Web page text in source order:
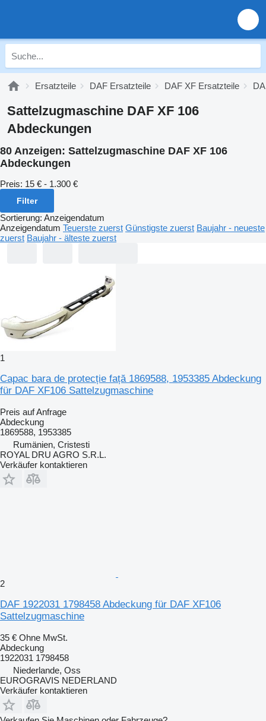
Ersatzteile DAF Ersatzteile DAF XF Ersatzteile
Sattelzugmaschine DAF XF 106
Abdeckungen
80 Anzeigen: Sattelzugmaschine DAF XF 106
Abdeckungen
Preis: 15 € - 1.300 €
Filter
Sortierung: Anzeigendatum
Anzeigendatum Teuerste zuerst Günstigste zuerst Baujahr - neueste
zuerst Baujahr - älteste zuerst
1
Capac bara de protecție față 1869588, 1953385 Abdeckung
für DAF XF106 Sattelzugmaschine
Preis auf Anfrage
Abdeckung
1869588, 1953385
Rumänien, Cristesti
ROYAL DRU AGRO S.R.L.
Verkäufer kontaktieren
2
DAF 1922031 1798458 Abdeckung für DAF XF106
Sattelzugmaschine
35 € Ohne MwSt.
Abdeckung
1922031 1798458
Niederlande, Oss
EUROGRAVIS NEDERLAND
Verkäufer kontaktieren